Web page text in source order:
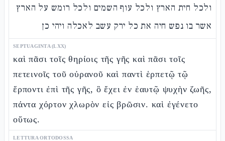
ולכל חית הארץ ולכל עוף השמים ולכל רומש על הארץ
אשר בו נפש חיה את כל ירק עשב לאכלה ויהי כן
SEPTUAGINTA (LXX)
καὶ πᾶσι τοῖς θηρίοις τῆς γῆς καὶ πᾶσι τοῖς
πετεινοῖς τοῦ οὐρανοῦ καὶ παντὶ ἑρπετῷ τῷ
ἕρποντι ἐπὶ τῆς γῆς, ὃ ἔχει ἐν ἑαυτῷ ψυχὴν ζωῆς,
πάντα χόρτον χλωρὸν εἰς βρῶσιν. καὶ ἐγένετο
οὕτως.
LETTURA ORTODOSSA